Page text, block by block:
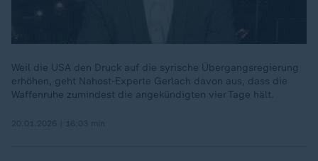
Weil die USA den Druck auf die syrische Übergangsregierung
erhöhen, geht Nahost-Experte Gerlach davon aus, dass die
Waffenruhe zumindest die angekündigten vier Tage hält.